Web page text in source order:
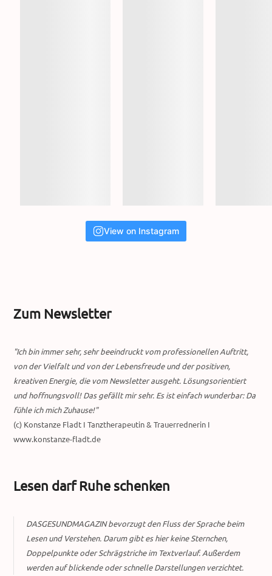
View on Instagram
Zum Newsletter
"Ich bin immer sehr, sehr beeindruckt vom professionellen Auftritt,
von der Vielfalt und von der Lebensfreude und der positiven,
kreativen Energie, die vom Newsletter ausgeht. Lösungsorientiert
und hoffnungsvoll! Das gefällt mir sehr. Es ist einfach wunderbar: Da
fühle ich mich Zuhause!"
(c) Konstanze Fladt I Tanztherapeutin & Trauerrednerin I
www.konstanze-fladt.de
Lesen darf Ruhe schenken
DASGESUNDMAGAZIN bevorzugt den Fluss der Sprache beim
Lesen und Verstehen. Darum gibt es hier keine Sternchen,
Doppelpunkte oder Schrägstriche im Textverlauf. Außerdem
werden auf blickende oder schnelle Darstellungen verzichtet.